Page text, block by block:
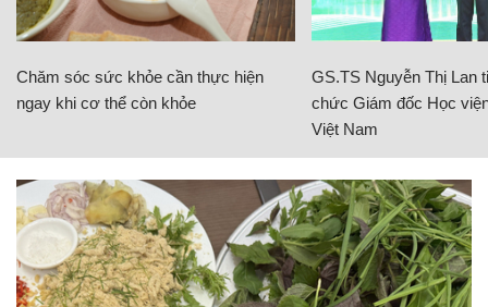
Chăm sóc sức khỏe cần thực hiện
ngay khi cơ thể còn khỏe
GS.TS Nguyễn Thị Lan
chức Giám đốc Học
Việt Nam